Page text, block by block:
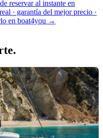
reservar al instante en
· garantía del mejor precio ·
en boat4you →